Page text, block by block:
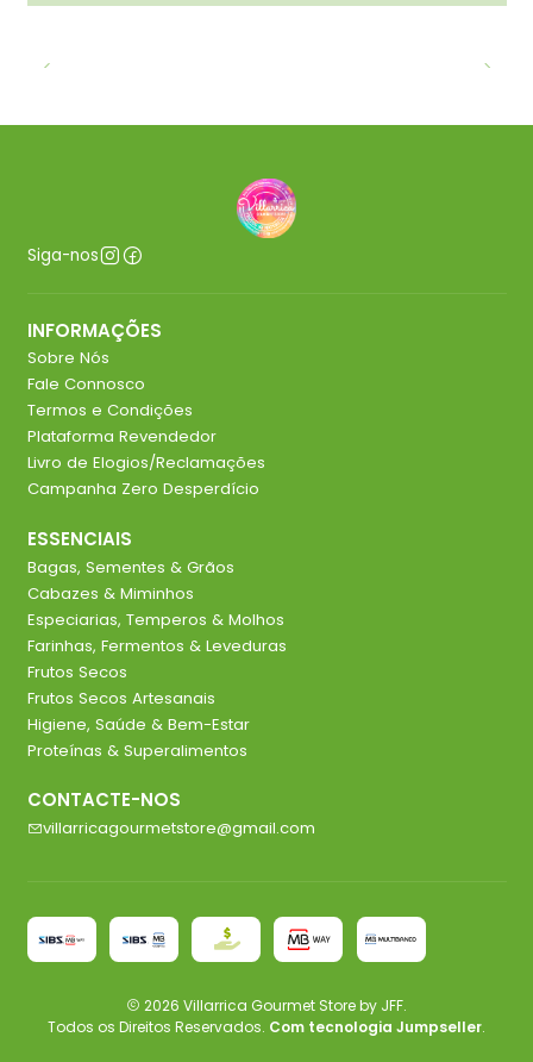
Siga-nos
INFORMAÇÕES
Sobre Nós
Fale Connosco
Termos e Condições
Plataforma Revendedor
Livro de Elogios/Reclamações
Campanha Zero Desperdício
ESSENCIAIS
Bagas, Sementes & Grãos
Cabazes & Miminhos
Especiarias, Temperos & Molhos
Farinhas, Fermentos & Leveduras
Frutos Secos
Frutos Secos Artesanais
Higiene, Saúde & Bem-Estar
Proteínas & Superalimentos
CONTACTE-NOS
villarricagourmetstore@gmail.com
2026 Villarrica Gourmet Store by JFF.
Todos os Direitos Reservados. Com tecnologia Jumpseller.